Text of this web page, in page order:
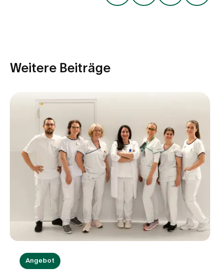
Weitere Beiträge
Angebot